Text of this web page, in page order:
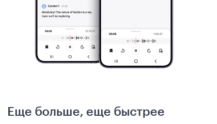
Еще больше, еще быстрее